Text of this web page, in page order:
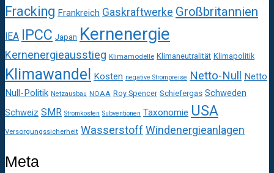
Fracking Frankreich Gaskraftwerke Großbritannien
IEA IPCC Japan Kernenergie
Kernenergieausstieg Klimamodelle Klimaneutralität Klimapolitik
Klimawandel Kosten negative Strompreise Netto-Null Netto
Null-Politik Netzausbau NOAA Roy Spencer Schiefergas Schweden
Schweiz SMR Stromkosten Subventionen Taxonomie USA
Versorgungssicherheit Wasserstoff Windenergieanlagen
Meta